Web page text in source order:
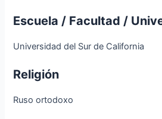
Escuela / Facultad /
Universidad del Sur de California
Religión
Ruso ortodoxo